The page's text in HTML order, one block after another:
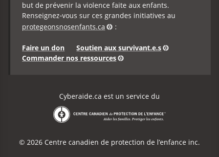
but de prévenir la violence faite aux enfants.
Renseignez‑vous sur ces grandes initiatives au
protegeonsnosenfants.ca
:
Faire un don
Soutien aux survivant.e.s
Commander nos ressources
Cyberaide.ca est un service du
Centre canadien de protection de l’enfance
© 2026 Centre canadien de protection de l’enfance inc.